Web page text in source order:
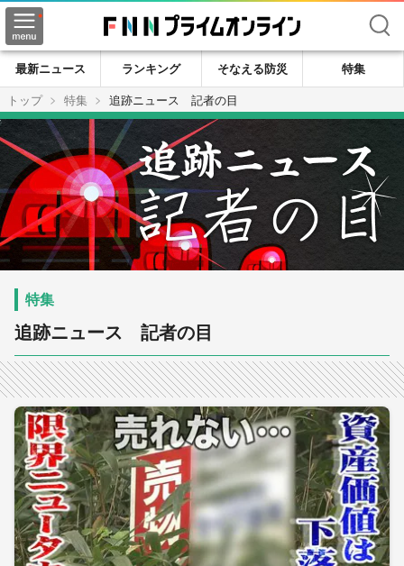
検索
最新ニュース ランキング そなえる防災
特集
トップ
特集 追跡ニュース 記者の目
追跡ニュース 記者の目